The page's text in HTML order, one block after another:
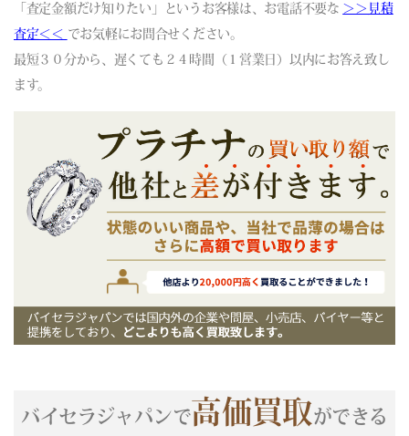
(06/07) 買取相場更新 GOLD(±0)PLATINUM(±0)
(06/06) 買取相場更新 GOLD(±0)PLATINUM(±0)
(06/05) 買取相場更新 GOLD( +96)PLATINUM(+117)
(06/02) 買取相場更新 GOLD(
-231 )PLATINUM(
(06/01) 買取相場更新 GOLD(+228 )PLATINUM(+84 )
(05/31) 買取相場更新 GOLD(±0)PLATINUM(±0)
(05/30) 買取相場更新 GOLD(±0)PLATINUM(±0)
(05/29) 買取相場更新 GOLD(+521 )PLATINUM(-26)
(05/28) 買取相場更新 GOLD(-634)PLATINUM(-190)
(05/27) 買取相場更新 GOLD(
(05/26) 買取相場更新 GOLD(
(05/25) 買取相場更新 GOLD(+172)PLATINUM(-18)
(05/24) 買取相場更新 GOLD(±0)PLATINUM(±0)
(05/21) 買取相場更新 GOLD(+183)PLATINUM( +134)
「査定金額だけ知りたい」というお客様は、お電話不要な ＞＞見積
査定＜＜ でお気軽にお問合せください。
最短３０分から、遅くても２４時間（１営業日）以内にお答え致し
ます。
バイセラジャパンで高価買取ができる